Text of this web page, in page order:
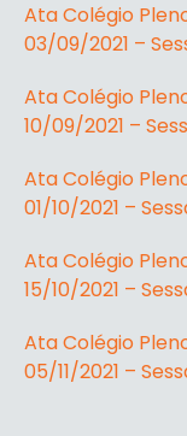
Ata Colégio
03/09/2021 –
Ata Colégio
10/09/2021 –
Ata Colégio
01/10/2021 –
Ata Colégio
15/10/2021 –
Ata Colégio
05/11/2021 –